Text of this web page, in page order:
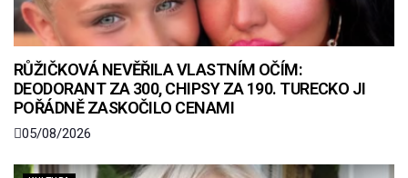
RŮŽIČKOVÁ NEVĚŘILA VLASTNÍM OČÍM:
DEODORANT ZA 300, CHIPSY ZA 190. TURECKO JI
POŘÁDNĚ ZASKOČILO CENAMI
05/08/2026